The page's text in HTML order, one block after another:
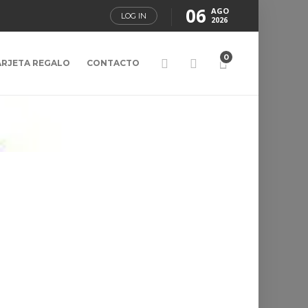
LOG IN 06 AGO
2026
REGALO CONTACTO
0